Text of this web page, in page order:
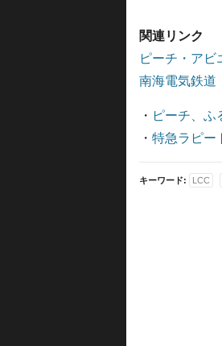
関連リンク
ピーチ・アビ
南海電気鉄道
・ ピーチ、
・ 特急ラピ
キーワード: LCC